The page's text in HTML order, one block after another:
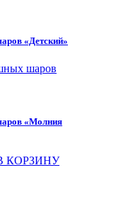
«Детский»
«Молния
КОРЗИНУ